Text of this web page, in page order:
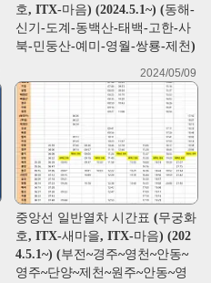
호, ITX-마음) (2024.5.1~) (동해-
신기-도계-동백산-태백-고한-사
북-민둥산-예미-영월-쌍룡-제천)
2024/05/09
중앙선 일반열차 시간표 (무궁화
호, ITX-새마을, ITX-마음) (202
4.5.1~) (부전~경주~영천~안동~
영주~단양~제천~원주~안동~영